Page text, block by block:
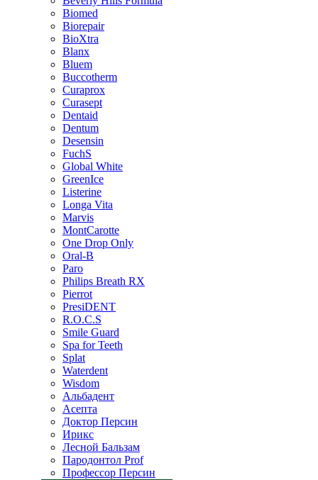
Biomed
Biorepair
BioXtra
Blanx
Bluem
Buccotherm
Curaprox
Curasept
Dentaid
Dentum
Desensin
FuchS
Global White
GreenIce
Listerine
Longa Vita
Marvis
MontCarotte
One Drop Only
Oral-B
Paro
Philips Breath RX
Pierrot
PresiDENT
R.O.C.S
Smile Guard
Spa for Teeth
Splat
Waterdent
Wisdom
Альбадент
Асепта
Доктор Персин
Ирикс
Лесной Бальзам
Пародонтол Prof
Профессор Персин